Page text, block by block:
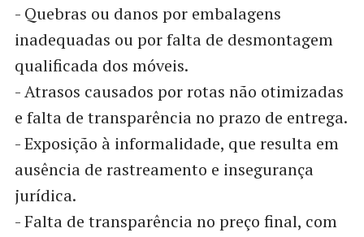
- Quebras ou danos por embalagens
inadequadas ou por falta de desmontagem
qualificada dos móveis.
- Atrasos causados por rotas não otimizadas
e falta de transparência no prazo de entrega.
- Exposição à informalidade, que resulta em
ausência de rastreamento e insegurança
jurídica.
- Falta de transparência no preço final, com